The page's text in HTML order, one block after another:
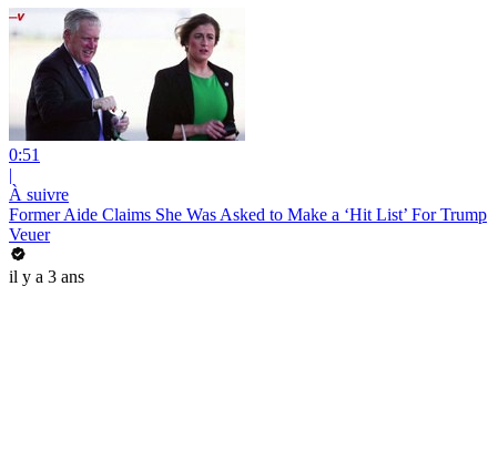
0:51
|
À suivre
Former Aide Claims She Was Asked to Make a ‘Hit List’ For Trump
Veuer
il y a 3 ans